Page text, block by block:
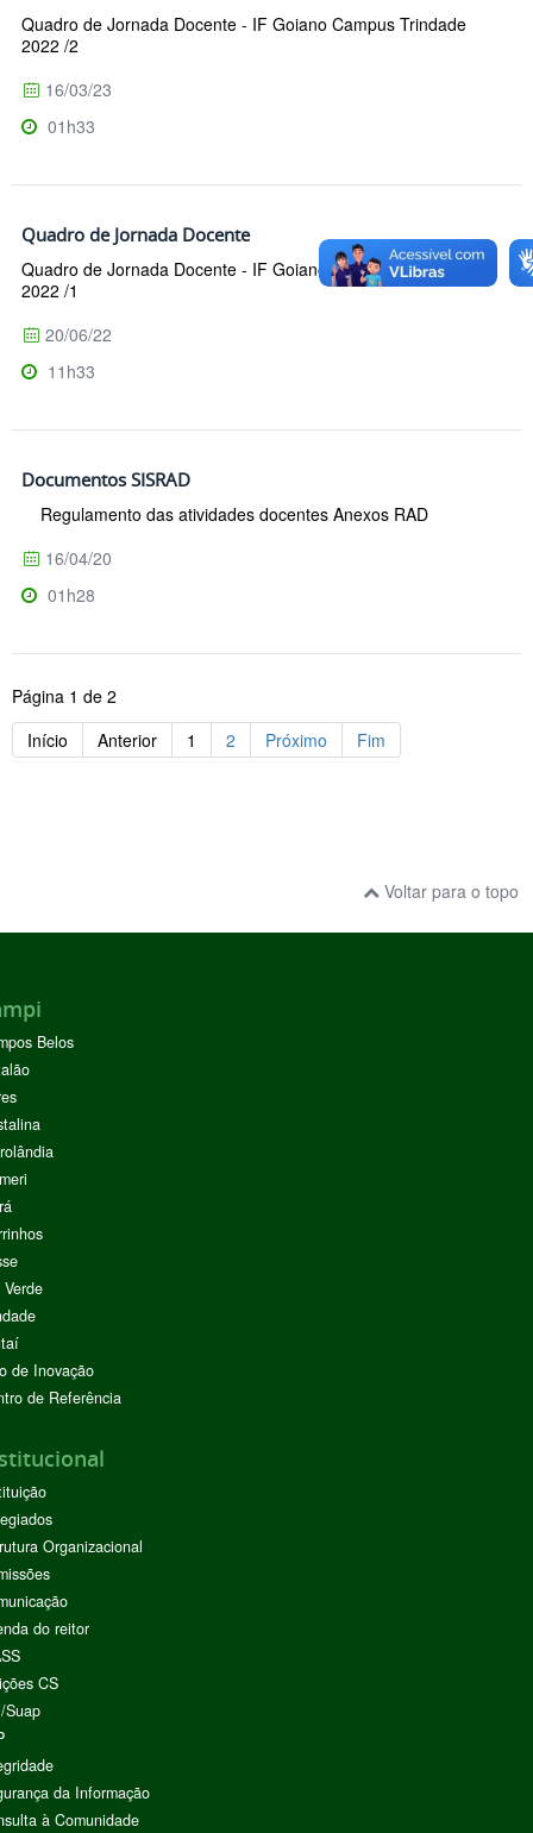
Quadro de Jornada Docente - IF Goiano Campus Trindade
2022 /2
16/03/23
01h33
Quadro de Jornada Docente
Quadro de Jornada Docente - IF Goiano Campus Trindade
2022 /1
20/06/22
11h33
Documentos SISRAD
Regulamento das atividades docentes Anexos RAD
16/04/20
01h28
Página 1 de 2
Início
Anterior 1 2 Próximo Fim
Voltar para o topo
Belos
de Inovação
de Referência
Organizacional
do reitor
CS
Suap
da Informação
à Comunidade